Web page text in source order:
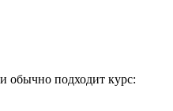
обычно подходит курс: